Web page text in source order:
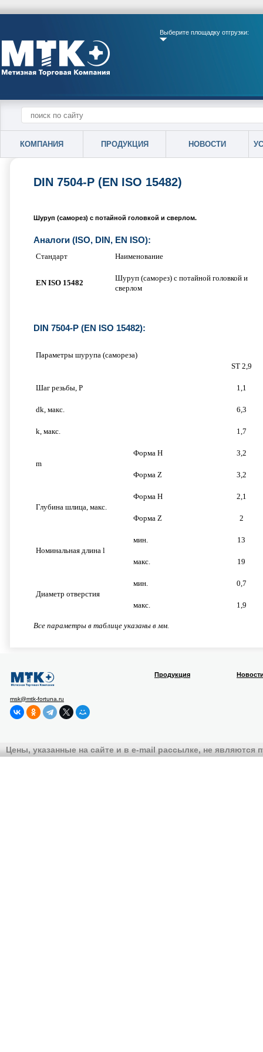
Выберите площадку отгрузки:
КОМПАНИЯ ПРОДУКЦИЯ НОВОСТИ
DIN 7504-P (EN ISO 15482)
Шуруп (саморез) с потайной головкой и сверлом.
Аналоги (ISO, DIN, EN ISO):
Стандарт Наименование
ENISO 15482
Шуруп (саморез) с потайной головкой и
сверлом
DIN 7504-P (EN ISO 15482):
Параметры шурупа (самореза)
ST 2,9
Шаг резьбы, P 1,1
dk, макс. 6,3
k, макс. 1,7
m
Форма H 3,2
Форма Z 3,2
Глубина шлица, макс.
Форма H 2,1
Форма Z 2
Номинальная длина l
мин. 13
макс. 19
Диаметр отверстия
мин. 0,7
макс. 1,9
Все параметры в таблице указаны в мм.
msk@mtk-fortuna.ru
Продукция
Цены, указанные на сайте и в e-mail рассылке, не являются